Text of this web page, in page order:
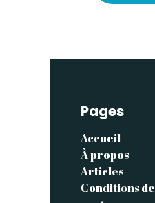
Pages
Accueil
À propos
Articles
Conditions de